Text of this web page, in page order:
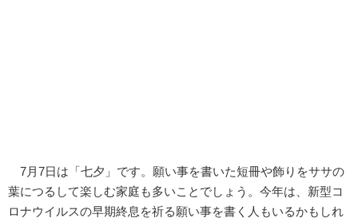
7月7日は「七夕」です。願い事を書いた短冊や飾りをササの
葉につるして楽しむ家庭も多いことでしょう。今年は、新型コ
ロナウイルスの早期終息を祈る願い事を書く人もいるかもしれ